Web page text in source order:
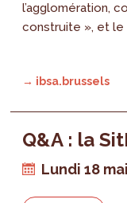
l’agglomération,
construite », et
→ ibsa.brussels
Q&A : la
Lundi 18